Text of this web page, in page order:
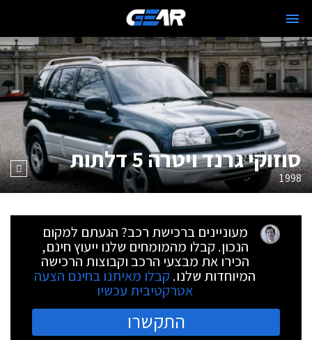
סוזוקי גרנד ויטרה 5 דלתות
1998
מעוניינים ברכישת רכב? הגעתם למקום
הנכון. קבלו מהמומחים שלנו ייעוץ חינם,
הכירו את מבצעי הרכב וקבוצות הרכישה
המיוחדות שלנו. קבלו מאיתנו בחינם הצעה
אטרקטיבית עכשיו
התקשרו